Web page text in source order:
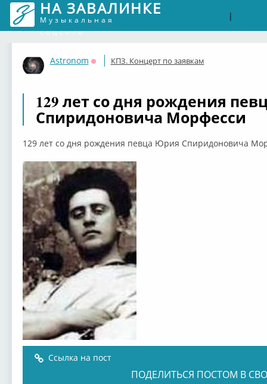
НА ЗАВАЛИНКЕ
Музыкальная
соцсеть
|
Astronom
Оффлайн
КПЗ. Концерт по заявкам
129 лет со дня рождения
Спиридоновича Морфесси
129 лет со дня рождения певца Юрия Спиридоновича
Ссылка на пост
ПОДЕЛИТЬСЯ ПОСТОМ В